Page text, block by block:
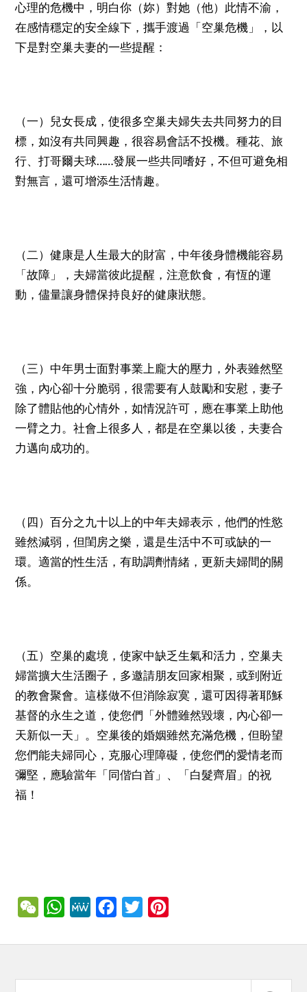
心理的危機中，明白你（妳）對她（他）此情不渝，
在感情穩定的安全線下，攜手渡過「空巢危機」，以
下是對空巢夫妻的一些提醒：
（一）兒女長成，使很多空巢夫婦失去共同努力的目
標，如沒有共同興趣，很容易會話不投機。種花、旅
行、打哥爾夫球……發展一些共同嗜好，不但可避免相
對無言，還可增添生活情趣。
（二）健康是人生最大的財富，中年後身體機能容易
「故障」，夫婦當彼此提醒，注意飲食，有恆的運
動，儘量讓身體保持良好的健康狀態。
（三）中年男士面對事業上龐大的壓力，外表雖然堅
強，內心卻十分脆弱，很需要有人鼓勵和安慰，妻子
除了體貼他的心情外，如情況許可，應在事業上助他
一臂之力。社會上很多人，都是在空巢以後，夫妻合
力邁向成功的。
（四）百分之九十以上的中年夫婦表示，他們的性慾
雖然減弱，但閨房之樂，還是生活中不可或缺的一
環。適當的性生活，有助調劑情緒，更新夫婦間的關
係。
（五）空巢的處境，使家中缺乏生氣和活力，空巢夫
婦當擴大生活圈子，多邀請朋友回家相聚，或到附近
的教會聚會。這樣做不但消除寂寞，還可因得著耶穌
基督的永生之道，使您們「外體雖然毀壞，內心卻一
天新似一天」。空巢後的婚姻雖然充滿危機，但盼望
您們能夫婦同心，克服心理障礙，使您們的愛情老而
彌堅，應驗當年「同偕白首」、「白髮齊眉」的祝
福！
WeChatWhatsApp
MeWe Facebook
Twitter